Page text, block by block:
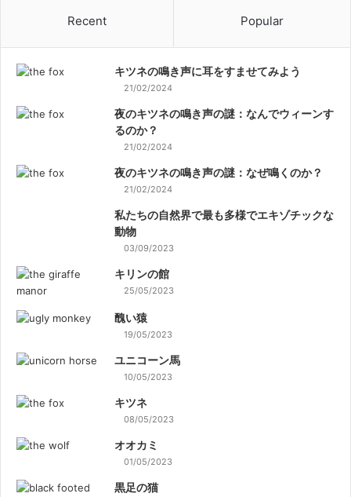
Recent Popular
キツネの鳴き声に耳をすませてみよう
21/02/2024
夜のキツネの鳴き声の謎：なんでウィーンす
るのか？
21/02/2024
夜のキツネの鳴き声の謎：なぜ鳴くのか？
21/02/2024
私たちの自然界で最も多様でエキゾチックな
動物
03/09/2023
キリンの館
25/05/2023
醜い猿
19/05/2023
ユニコーン馬
10/05/2023
キツネ
08/05/2023
オオカミ
01/05/2023
黒足の猫